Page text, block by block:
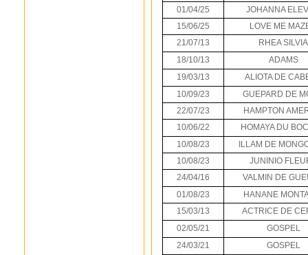
01/04/25
JOHANNA
15/06/25
LOVE ME
21/07/13
RHEA SILVIA
18/10/13
ADAMS
19/03/13
ALIOTA DE
10/09/23
GUEPARD DE
22/07/23
HAMPTON
10/06/22
HOMAYA DU
10/08/23
ILLAM DE
10/08/23
JUNINIO
24/04/16
VALMIN DE
01/08/23
HANANE
15/03/13
ACTRICE DE
02/05/21
GOSPEL
24/03/21
GOSPEL